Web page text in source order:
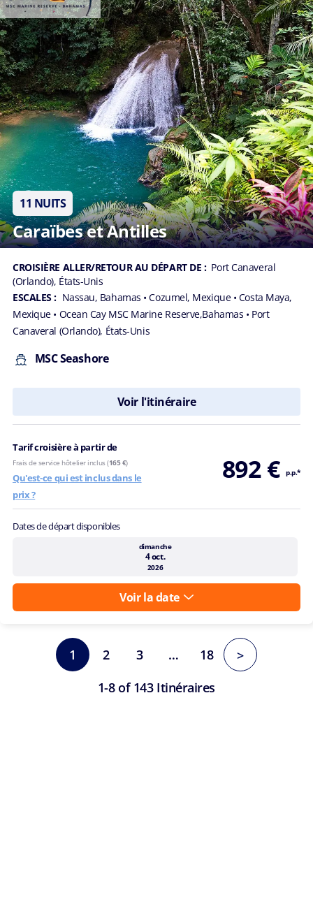
11 NUITS
Caraïbes et Antilles
CROISIÈRE ALLER/RETOUR AU DÉPART DE : Port Canaveral
(Orlando), États-Unis
ESCALES : Nassau, Bahamas • Cozumel, Mexique • Costa Maya,
Mexique • Ocean Cay MSC Marine Reserve,Bahamas • Port
Canaveral (Orlando), États-Unis
MSC Seashore
Voir l'itinéraire
Tarif croisière à partir de
892 € p.p.*
Frais de service hôtelier inclus (165 €)
Qu'est-ce qui est inclus dans le
prix ?
Dates de départ disponibles
dimanche
4 oct.
2026
Voir la date
1 2 3 … 18
>
1-8 of 143 Itinéraires